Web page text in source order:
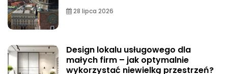
28 lipca 2026
Design lokalu usługowego dla
małych firm – jak optymalnie
wykorzystać niewielką przestrzeń?